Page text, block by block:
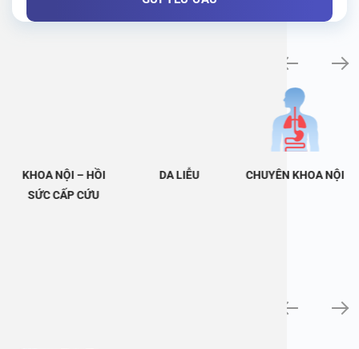
KHOA NỘI – HỒI
SỨC CẤP CỨU
DA LIỄU CHUYÊN KHOA NỘI